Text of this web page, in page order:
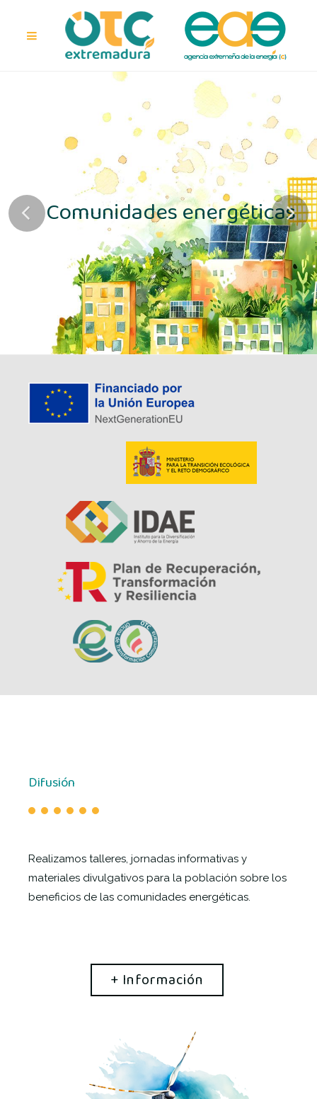
Comunidades energéticas
Difusión
Realizamos talleres, jornadas informativas y
materiales divulgativos para la población sobre los
beneficios de las comunidades energéticas.
+ Información